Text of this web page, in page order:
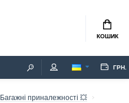
КОШИК
ГРН.
Багажні приналежності 💥